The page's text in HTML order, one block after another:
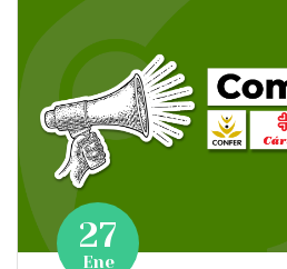
27
Ene